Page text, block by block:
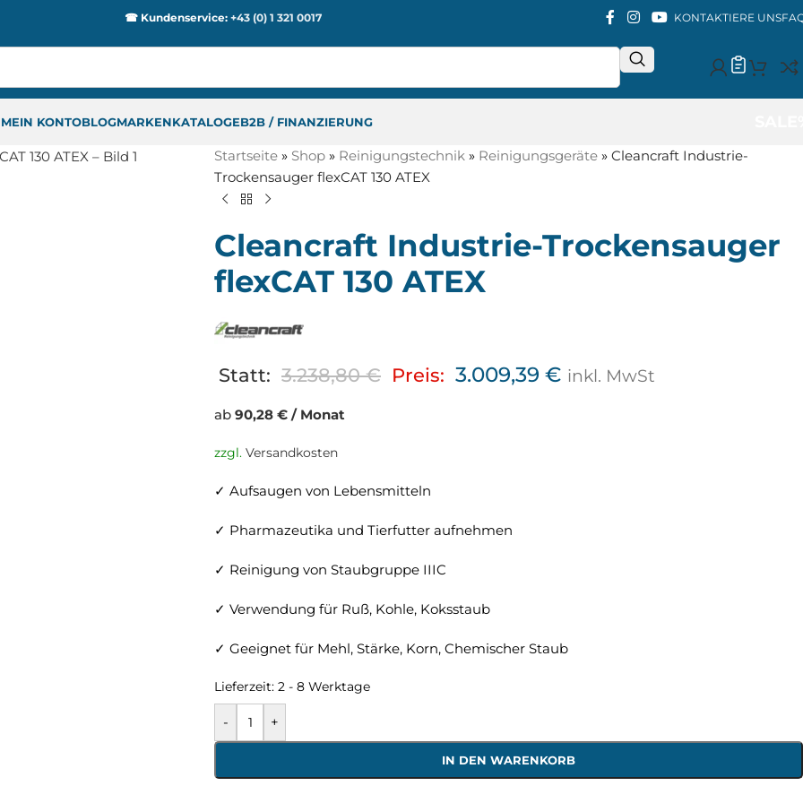
☎ Kundenservice:+43 (0) 1 321 0017 KONTAKTIERE UNS
MEIN KONTOBLOGMARKENKATALOGEB2B / FINANZIERUNG
Startseite » Shop » Reinigungstechnik » Reinigungsgeräte » Cleancraft Industrie-
Trockensauger flexCAT 130 ATEX
Cleancraft Industrie-Trockensauger
flexCAT 130 ATEX
Statt: 3.238,80€ Preis: 3.009,39 € inkl. MwSt
ab 90,28 € / Monat
zzgl. Versandkosten
✓ Aufsaugen von Lebensmitteln
✓ Pharmazeutika und Tierfutter aufnehmen
✓ Reinigung von Staubgruppe IIIC
✓ Verwendung für Ruß, Kohle, Koksstaub
✓ Geeignet für Mehl, Stärke, Korn, Chemischer Staub
Lieferzeit: 2 - 8 Werktage
- +
IN DEN WARENKORB